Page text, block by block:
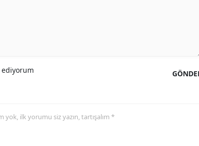
yok, ilk yorumu siz yazın, tartışalım *